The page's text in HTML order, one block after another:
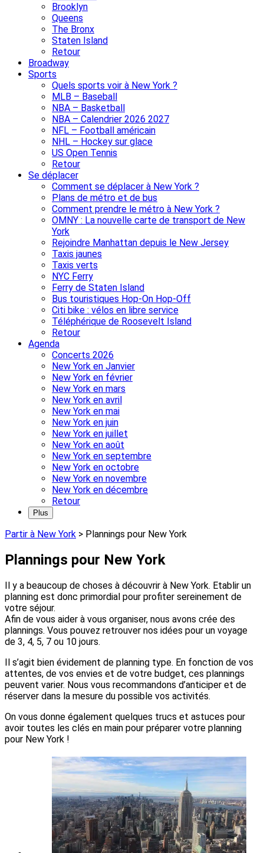
Brooklyn
Queens
The Bronx
Staten Island
Retour
Broadway
Sports
Quels sports voir à New York ?
MLB – Baseball
NBA – Basketball
NBA – Calendrier 2026 2027
NFL – Football américain
NHL – Hockey sur glace
US Open Tennis
Retour
Se déplacer
Comment se déplacer à New York ?
Plans de métro et de bus
Comment prendre le métro à New York ?
OMNY : La nouvelle carte de transport de New
York
Rejoindre Manhattan depuis le New Jersey
Taxis jaunes
Taxis verts
NYC Ferry
Ferry de Staten Island
Bus touristiques Hop-On Hop-Off
Citi bike : vélos en libre service
Téléphérique de Roosevelt Island
Retour
Agenda
Concerts 2026
New York en Janvier
New York en février
New York en mars
New York en avril
New York en mai
New York en juin
New York en juillet
New York en août
New York en septembre
New York en octobre
New York en novembre
New York en décembre
Retour
Plus
Partir à New York > Plannings pour New York
Plannings pour New York
Il y a beaucoup de choses à découvrir à New York. Etablir un
planning est donc primordial pour profiter sereinement de
votre séjour.
Afin de vous aider à vous organiser, nous avons crée des
plannings. Vous pouvez retrouver nos idées pour un voyage
de 3, 4, 5, 7 ou 10 jours.
Il s’agit bien évidement de planning type. En fonction de vos
attentes, de vos envies et de votre budget, ces plannings
peuvent varier. Nous vous recommandons d’anticiper et de
réserver dans la mesure du possible vos activités.
On vous donne également quelques trucs et astuces pour
avoir toutes les clés en main pour préparer votre planning
pour New York !